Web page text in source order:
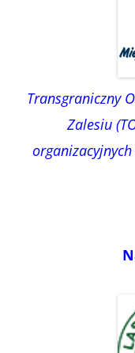
Transgraniczny
Zalesiu